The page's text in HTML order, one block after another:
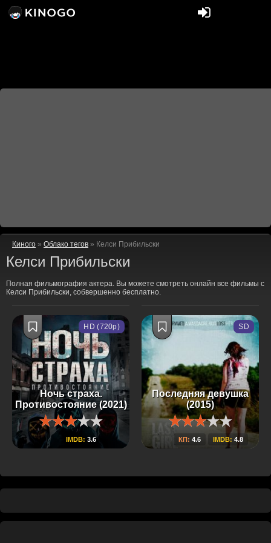
Киного » Облако тегов » Келси Прибильски
Келси Прибильски
Полная фильмография актера. Вы можете смотреть онлайн все фильмы с
Келси Прибильски, собвершенно бесплатно.
Ночь страха.
Противостояние (2021)
IMDB: 3.6
HD (720p)
Последняя девушка
(2015)
КП: 4.6 IMDB: 4.8
SD